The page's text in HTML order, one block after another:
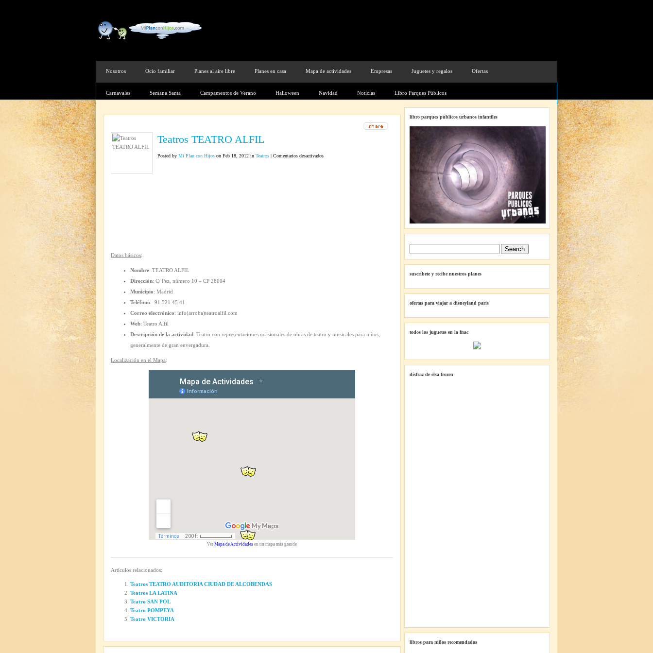
Nosotros Ocio familiar Planes al aire libre Planes en casa Mapa de actividades Empresas Juguetes y regalos Ofertas
Carnavales Semana Santa Campamentos de Verano Halloween Navidad Noticias Libro Parques Públicos
Teatros TEATRO ALFIL
Posted by Mi Plan con Hijos on Feb 18, 2012 in Teatros | Comentarios desactivadosen
Datos básicos:
Nombre: TEATRO ALFIL
Dirección: C/ Pez, número 10 – CP 28004
Municipio: Madrid
Teléfono: 91 521 45 41
Correo electrónico: info(arroba)teatroalfil.com
Web: Teatro Alfil
Descripción de la actividad: Teatro con representaciones ocasionales de obras de teatro y musicales para niños,
generalmente de gran envergadura.
Localización en el Mapa:
Ver Mapa de Actividades en un mapa más grande
Artículos relacionados:
Teatros TEATRO AUDITORIA CIUDAD DE ALCOBENDAS
Teatros LA LATINA
Teatro SAN POL
Teatro POMPEYA
Teatro VICTORIA
libro parques públicos urbanos infantiles
suscríbete y recibe nuestros planes
ofertas para viajar a disneyland parís
todos los juguetes en la fnac
disfraz de elsa frozen
libros para niños recomendados